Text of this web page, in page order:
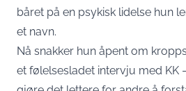
båret på en psykisk lidelse hun
et navn.
Nå snakker hun åpent om
et følelsesladet intervju med KK